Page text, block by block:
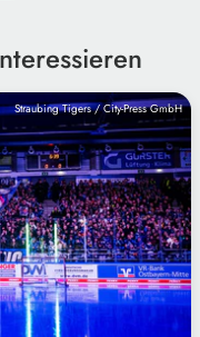
Straubing Tigers / City-Press GmbH